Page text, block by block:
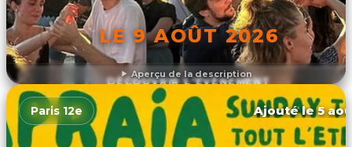
Aperçu de la description
LE 9 AOÛT 2026
DÉCOUVRIR L'ÉVÉNEMENT
Paris 12e Ajouté le 5